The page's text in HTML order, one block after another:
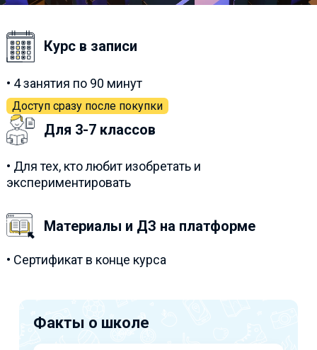
Курс в записи
• 4 занятия по 90 минут
Доступ сразу после покупки
Для 3-7 классов
• Для тех, кто любит изобретать и
экспериментировать
Материалы и ДЗ на платформе
• Сертификат в конце курса
Факты о школе